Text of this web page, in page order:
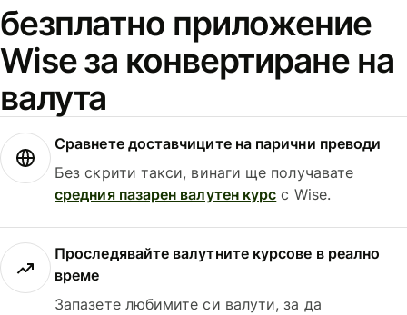
безплатно приложение
Wise за конвертиране на
валута
Сравнете доставчиците на парични преводи
Без скрити такси, винаги ще получавате
средния пазарен валутен курс с Wise.
Проследявайте валутните курсове в реално
време
Запазете любимите си валути, за да